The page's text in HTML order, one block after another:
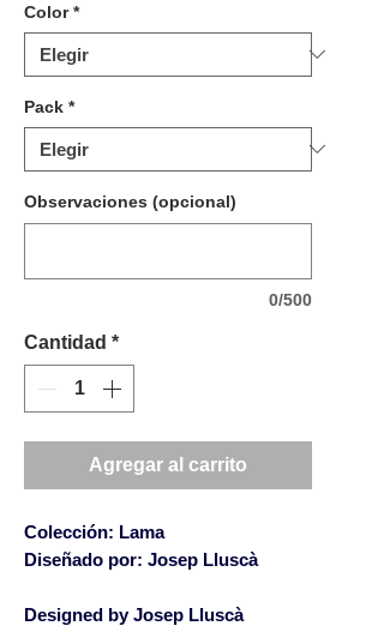
Color *
Pack *
Observaciones (opcional)
0/500
Cantidad *
Agregar al carrito
Colección: Lama
Diseñado por: Josep Lluscà
Designed byJosep Lluscà